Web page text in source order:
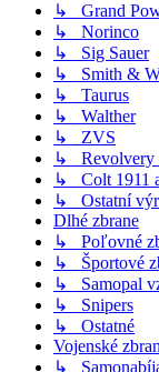
↳ Grand
↳ Norinco
↳ Sig Sauer
↳ Smith &
↳ Taurus
↳ Walther
↳ ZVS
↳ Revolvery
↳ Colt 1911
↳ Ostatní
Dlhé zbrane
↳ Poľovné
↳ Športové
↳ Samopal
↳ Snipers
↳ Ostatné
Vojenské
↳